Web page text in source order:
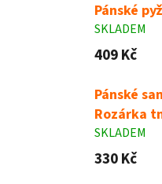
Pánské
SKLADEM
409 Kč
Pánské
Rozárka
SKLADEM
330 Kč